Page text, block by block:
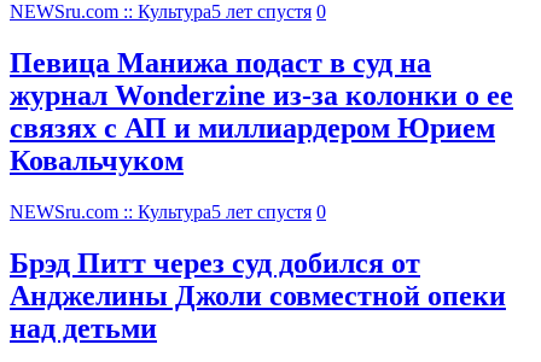
NEWSru.com :: Культура5 лет спустя 0
Певица Манижа подаст в суд на
журнал Wonderzine из-за колонки о ее
связях с АП и миллиардером Юрием
Ковальчуком
NEWSru.com :: Культура5 лет спустя 0
Брэд Питт через суд добился от
Анджелины Джоли совместной опеки
над детьми